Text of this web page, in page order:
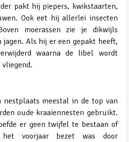
pakt hij piepers, kwikstaarten,
Ook eet hij allerlei insecten
moerassen zie je dikwijls
Als hij er een gepakt heeft,
waarna de libel wordt
nestplaats meestal in de top van
oude kraaiennesten gebruikt.
er geen twijfel te bestaan of
voorjaar bezet was door